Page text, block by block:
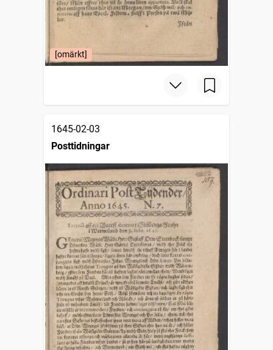
[omärkt]
1645-02-03
Posttidningar